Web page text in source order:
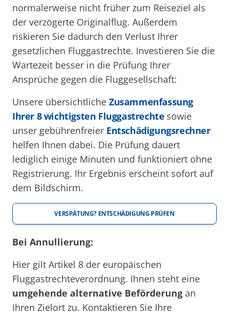
normalerweise nicht früher zum Reiseziel als
der verzögerte Originalflug. Außerdem
riskieren Sie dadurch den Verlust Ihrer
gesetzlichen Fluggastrechte. Investieren Sie die
Wartezeit besser in die Prüfung Ihrer
Ansprüche gegen die Fluggesellschaft:
Unsere übersichtliche Zusammenfassung
Ihrer 8 wichtigsten Fluggastrechte sowie
unser gebührenfreier Entschädigungsrechner
helfen Ihnen dabei. Die Prüfung dauert
lediglich einige Minuten und funktioniert ohne
Registrierung. Ihr Ergebnis erscheint sofort auf
dem Bildschirm.
VERSPÄTUNG? ENTSCHÄDIGUNG PRÜFEN
Bei Annullierung:
Hier gilt Artikel 8 der europäischen
Fluggastrechteverordnung. Ihnen steht eine
umgehende alternative Beförderung an
Ihren Zielort zu. Kontaktieren Sie Ihre